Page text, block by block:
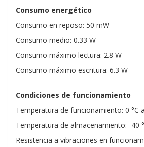
Consumo energético
Consumo en reposo: 50 mW
Consumo medio: 0.33 W
Consumo máximo lectura: 2.8 W
Consumo máximo escritura: 6.3 W
Condiciones de funcionamiento
Temperatura de funcionamiento: 0 °C
Temperatura de almacenamiento: -40
Resistencia a vibraciones en